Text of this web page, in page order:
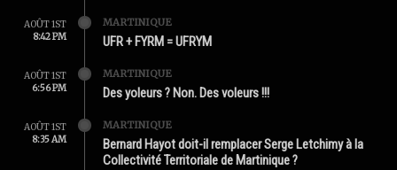
AOÛT 1ST
8:42 PM
MARTINIQUE
UFR + FYRM = UFRYM
AOÛT 1ST
6:56 PM
MARTINIQUE
Des yoleurs ? Non. Des voleurs !!!
AOÛT 1ST
8:35 AM
MARTINIQUE
Bernard Hayot doit-il remplacer Serge Letchimy à la
Collectivité Territoriale de Martinique ?